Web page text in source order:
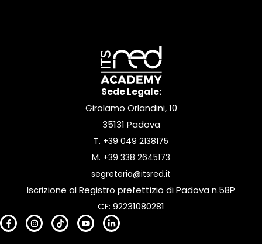
Sede Legale:
Girolamo Orlandini, 10
35131 Padova
T. +39 049 2138175
M. +39 338 2645173
segreteria@itsred.it
Iscrizione al Registro prefettizio di Padova n.58P
CF: 92231080281